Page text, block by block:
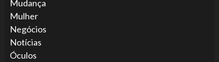
Mudança
Mulher
Negócios
Notícias
Óculos